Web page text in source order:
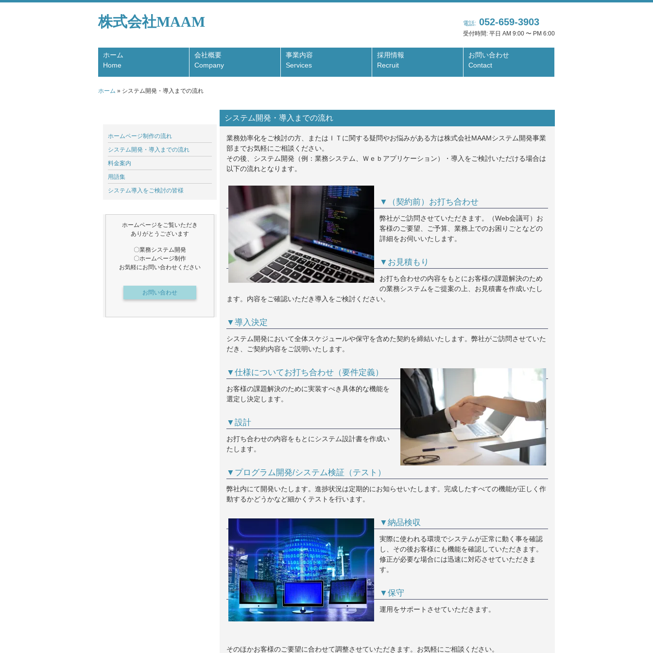
株式会社MAAM 電話: 052-659-3903
受付時間: 平日 AM 9:00 〜 PM 6:00
ホーム
Home
会社概要
Company
事業内容
Services
採用情報
Recruit
お問い合わせ
Contact
ホーム » システム開発・導入までの流れ
システム開発・導入までの流れ
業務効率化をご検討の方、またはＩＴに関する疑問やお悩みがある方は株式会社MAAMシステム開発事業
部までお気軽にご相談ください。
その後、システム開発（例：業務システム、Ｗｅｂアプリケーション）・導入をご検討いただける場合は
以下の流れとなります。
▼（契約前）お打ち合わせ
弊社がご訪問させていただきます。（Web会議可）お
客様のご要望、ご予算、業務上でのお困りごとなどの
詳細をお伺いいたします。
▼お見積もり
お打ち合わせの内容をもとにお客様の課題解決のため
の業務システムをご提案の上、お見積書を作成いたし
ます。内容をご確認いただき導入をご検討ください。
▼導入決定
システム開発において全体スケジュールや保守を含めた契約を締結いたします。弊社がご訪問させていた
だき、ご契約内容をご説明いたします。
▼仕様についてお打ち合わせ（要件定義）
お客様の課題解決のために実装すべき具体的な機能を
選定し決定します。
▼設計
お打ち合わせの内容をもとにシステム設計書を作成い
たします。
▼プログラム開発/システム検証（テスト）
弊社内にて開発いたします。進捗状況は定期的にお知らせいたします。完成したすべての機能が正しく作
動するかどうかなど細かくテストを行います。
▼納品検収
実際に使われる環境でシステムが正常に動く事を確認
し、その後お客様にも機能を確認していただきます。
修正が必要な場合には迅速に対応させていただきま
す。
▼保守
運用をサポートさせていただきます。
そのほかお客様のご要望に合わせて調整させていただきます。お気軽にご相談ください。
ホームページ制作の流れ
システム開発・導入までの流れ
料金案内
用語集
システム導入をご検討の皆様
ホームページをご覧いただき
ありがとうございます
〇業務システム開発
〇ホームページ制作
お気軽にお問い合わせください
お問い合わせ